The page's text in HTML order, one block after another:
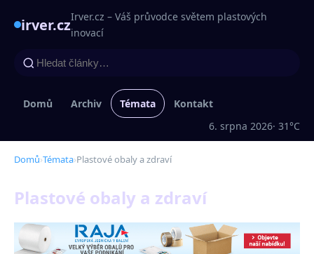
irver.czIrver.cz – Váš průvodce světem plastových
inovací
Domů Archiv Témata
Kontakt
6. srpna 2026· 31°C
Domů›Témata›Plastové obaly a zdraví
Plastové obaly a zdraví